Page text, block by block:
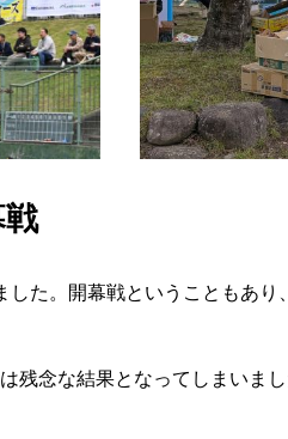
た。開幕戦ということもあ
残念な結果となってしまいま